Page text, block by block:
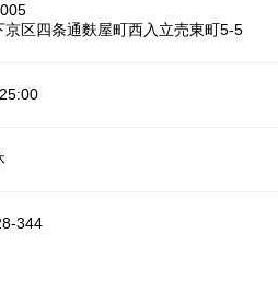
京区四条通麩屋町西入立売東町5-5
344